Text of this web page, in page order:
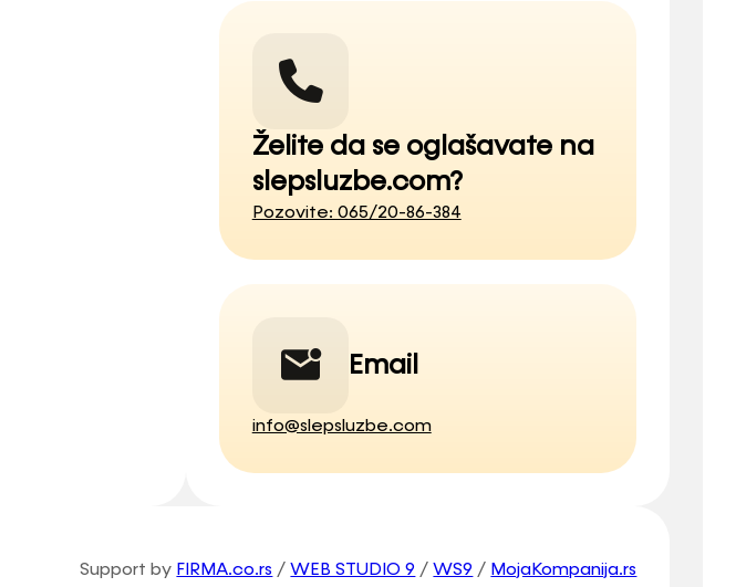
Želite da se oglašavate na
slepsluzbe.com?
Pozovite: 065/20-86-384
Email
info@slepsluzbe.com
Support by FIRMA.co.rs /WEB STUDIO 9 /WS9 / MojaKompanija.rs